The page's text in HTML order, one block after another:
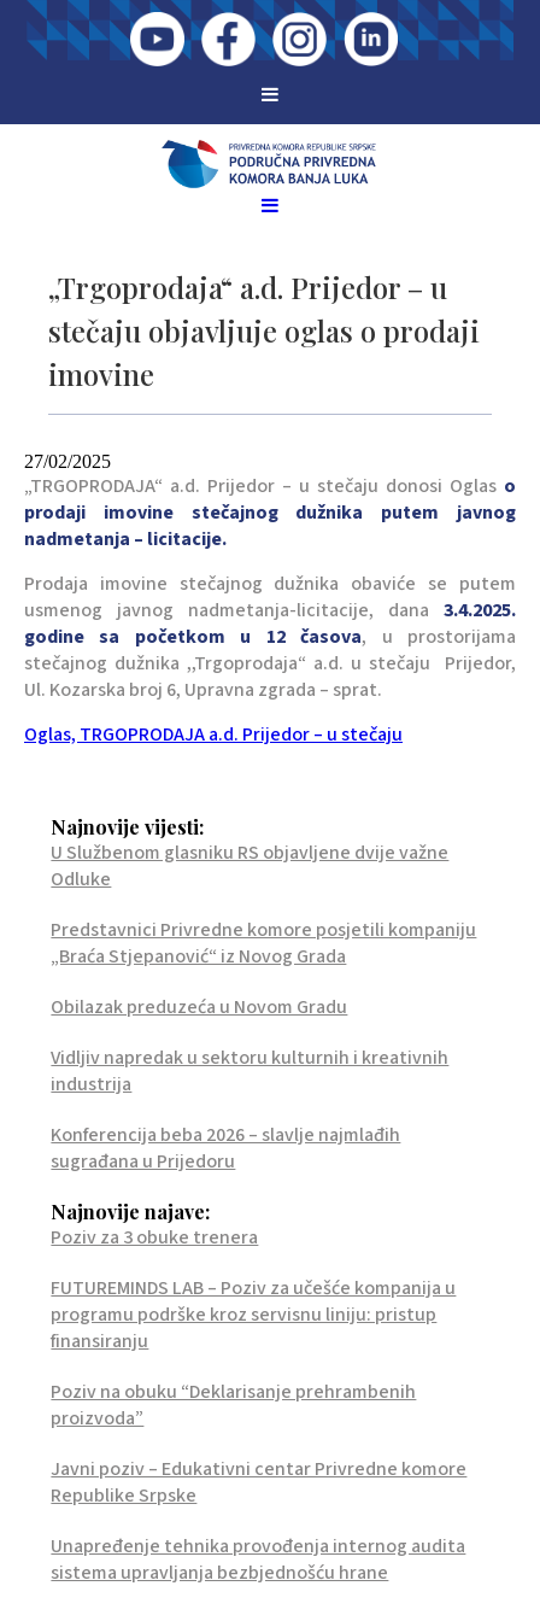
„Trgoprodaja“ a.d. Prijedor – u
stečaju objavljuje oglas o prodaji
imovine
27/02/2025
„TRGOPRODAJA“ a.d. Prijedor – u stečaju donosi Oglas o
prodaji imovine stečajnog dužnika putem javnog
nadmetanja – licitacije.
Prodaja imovine stečajnog dužnika obaviće se putem
usmenog javnog nadmetanja-licitacije, dana 3.4.2025.
godine sa početkom u 12 časova, u prostorijama
stečajnog dužnika ,,Trgoprodaja“ a.d. u stečaju Prijedor,
Ul. Kozarska broj 6, Upravna zgrada – sprat.
Oglas, TRGOPRODAJA a.d. Prijedor – u stečaju
Najnovije vijesti:
U Službenom glasniku RS objavljene dvije važne
Odluke
Predstavnici Privredne komore posjetili kompaniju
„Braća Stjepanović“ iz Novog Grada
Obilazak preduzeća u Novom Gradu
Vidljiv napredak u sektoru kulturnih i kreativnih
industrija
Konferencija beba 2026 – slavlje najmlađih
sugrađana u Prijedoru
Najnovije najave:
Poziv za 3 obuke trenera
FUTUREMINDS LAB – Poziv za učešće kompanija u
programu podrške kroz servisnu liniju: pristup
finansiranju
Poziv na obuku “Deklarisanje prehrambenih
proizvoda”
Javni poziv – Edukativni centar Privredne komore
Republike Srpske
Unapređenje tehnika provođenja internog audita
sistema upravljanja bezbjednošću hrane